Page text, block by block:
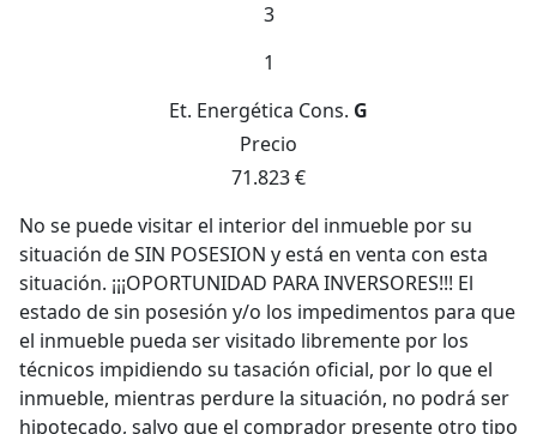
3
1
Et. Energética Cons. G
Precio
71.823 €
No se puede visitar el interior del inmueble por su
situación de SIN POSESION y está en venta con esta
situación. ¡¡¡OPORTUNIDAD PARA INVERSORES!!! El
estado de sin posesión y/o los impedimentos para que
el inmueble pueda ser visitado libremente por los
técnicos impidiendo su tasación oficial, por lo que el
inmueble, mientras perdure la situación, no podrá ser
hipotecado, salvo que el comprador presente otro tipo